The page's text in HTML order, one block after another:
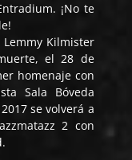
¡No te
Kilmister
el 28 de
homenaje con
Sala Bóveda
se volverá a
2 con